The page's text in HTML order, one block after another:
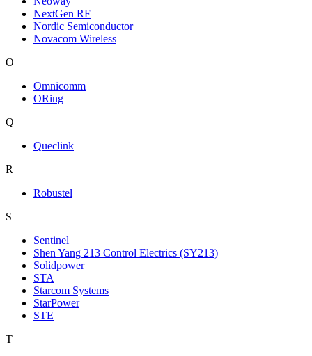
NextGen RF
Nordic Semiconductor
Novacom Wireless
O
Omnicomm
ORing
Q
Queclink
R
Robustel
S
Sentinel
Shen Yang 213 Control Electrics (SY213)
Solidpower
STA
Starcom Systems
StarPower
STE
T